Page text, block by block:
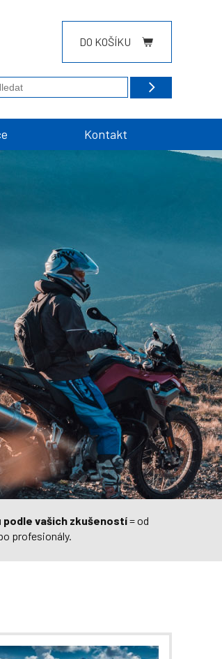
DO KOŠÍKU
Kontakt
podle vašich zkušeností= od
profesionály.